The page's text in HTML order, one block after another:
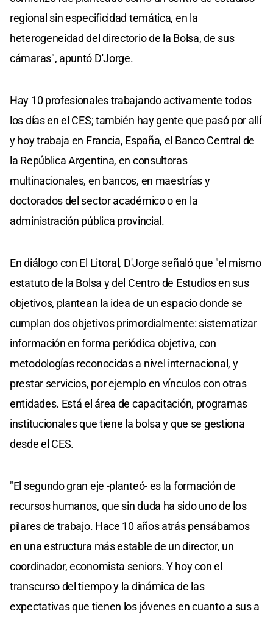
regional sin especificidad temática, en la
heterogeneidad del directorio de la Bolsa, de sus
cámaras", apuntó D'Jorge.
Hay 10 profesionales trabajando activamente todos
los días en el CES; también hay gente que pasó por allí
y hoy trabaja en Francia, España, el Banco Central de
la República Argentina, en consultoras
multinacionales, en bancos, en maestrías y
doctorados del sector académico o en la
administración pública provincial.
En diálogo con El Litoral, D'Jorge señaló que "el mismo
estatuto de la Bolsa y del Centro de Estudios en sus
objetivos, plantean la idea de un espacio donde se
cumplan dos objetivos primordialmente: sistematizar
información en forma periódica objetiva, con
metodologías reconocidas a nivel internacional, y
prestar servicios, por ejemplo en vínculos con otras
entidades. Está el área de capacitación, programas
institucionales que tiene la bolsa y que se gestiona
desde el CES.
"El segundo gran eje -planteó- es la formación de
recursos humanos, que sin duda ha sido uno de los
pilares de trabajo. Hace 10 años atrás pensábamos
en una estructura más estable de un director, un
coordinador, economista seniors. Y hoy con el
transcurso del tiempo y la dinámica de las
expectativas que tienen los jóvenes en cuanto a sus a